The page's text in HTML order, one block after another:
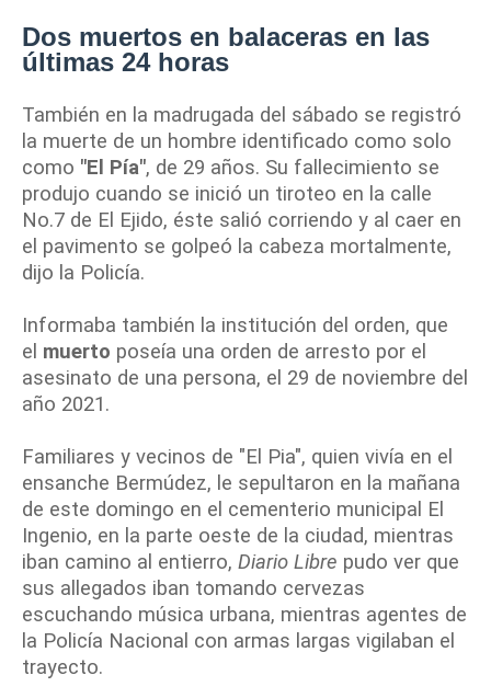
Dos muertos en balaceras en las
últimas 24 horas
También en la madrugada del sábado se registró
la muerte de un hombre identificado como solo
como "El Pía", de 29 años. Su fallecimiento se
produjo cuando se inició un tiroteo en la calle
No.7 de El Ejido, éste salió corriendo y al caer en
el pavimento se golpeó la cabeza mortalmente,
dijo la Policía.
Informaba también la institución del orden, que
el muerto poseía una orden de arresto por el
asesinato de una persona, el 29 de noviembre del
año 2021.
Familiares y vecinos de "El Pia", quien vivía en el
ensanche Bermúdez, le sepultaron en la mañana
de este domingo en el cementerio municipal El
Ingenio, en la parte oeste de la ciudad, mientras
iban camino al entierro, Diario Libre pudo ver que
sus allegados iban tomando cervezas
escuchando música urbana, mientras agentes de
la Policía Nacional con armas largas vigilaban el
trayecto.